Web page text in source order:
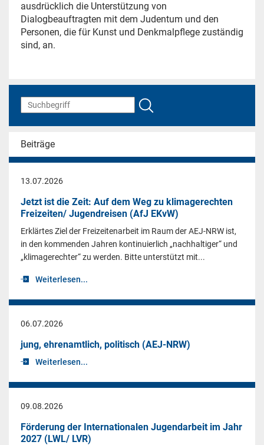
ausdrücklich die Unterstützung von
Dialogbeauftragten mit dem Judentum und den
Personen, die für Kunst und Denkmalpflege zuständig
sind, an.
Beiträge
13.07.2026
Jetzt ist die Zeit: Auf dem Weg zu klimagerechten
Freizeiten/ Jugendreisen (AfJ EKvW)
Erklärtes Ziel der Freizeitenarbeit im Raum der AEJ-NRW ist,
in den kommenden Jahren kontinuierlich „nachhaltiger“ und
„klimagerechter“ zu werden. Bitte unterstützt mit...
Weiterlesen...
06.07.2026
jung, ehrenamtlich, politisch (AEJ-NRW)
Weiterlesen...
09.08.2026
Förderung der Internationalen Jugendarbeit im Jahr
2027 (LWL/ LVR)